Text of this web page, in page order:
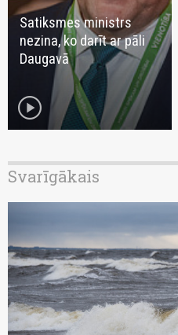
Satiksmes ministrs
nezina, ko darīt ar pāli
Daugavā
play_circle
Svarīgākais